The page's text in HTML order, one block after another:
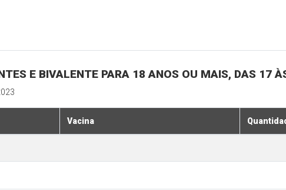
E BIVALENTE PARA 18 ANOS OU MAIS, DAS 17
Vacina